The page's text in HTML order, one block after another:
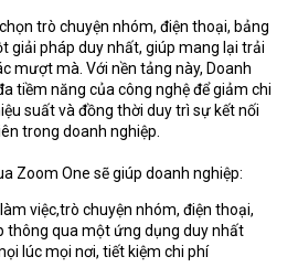
trò chuyện nhóm, điện thoại, bảng
giải pháp duy nhất, giúp mang lại trải
mượt mà. Với nền tảng này, Doanh
tiềm năng của công nghệ để giảm chi
suất và đồng thời duy trì sự kết nối
trong doanh nghiệp.
Zoom One sẽ giúp doanh nghiệp:
việc,trò chuyện nhóm, điện thoại,
thông qua một ứng dụng duy nhất
lúc mọi nơi, tiết kiệm chi phí